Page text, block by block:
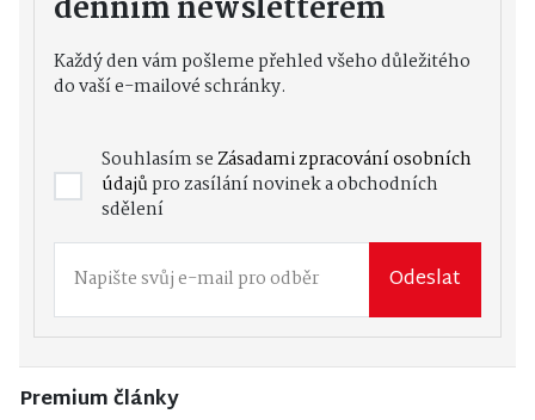
denním newsletterem
Každý den vám pošleme přehled všeho důležitého
do vaší e-mailové schránky.
Souhlasím seZásadami zpracování osobních
údajůpro zasílání novinek a obchodních
sdělení
Odeslat
Premium články